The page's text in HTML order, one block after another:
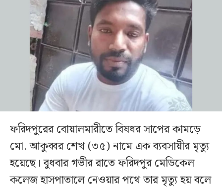
ফরিদপুরের বোয়ালমারীতে বিষধর সাপের কামড়ে
মো. আকুব্বর শেখ (৩৫) নামে এক ব্যবসায়ীর মৃত্যু
হয়েছে। বুধবার গভীর রাতে ফরিদপুর মেডিকেল
কলেজ হাসপাতালে নেওয়ার পথে তার মৃত্যু হয় বলে